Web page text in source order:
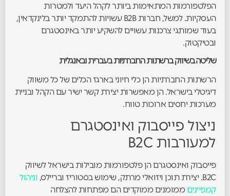
הפלטפורמות המתאימות ביותר לקהל היעד ולמטרות
העסקיות. למשל, חברות B2B עשויות להתמקד יותר בלינקדאין,
בעוד שמותגי צרכנות עשויים להשקיע יותר באינסטגרם
ובטיקטוק.
שליטה בשיווק ברשתות החברתיות בעברית ובאנגלית
הרשתות החברתיות הן כלי חיוני בארגז הכלים של כל משווק
דיגיטלי בישראל. הן מאפשרות יצירת קשר ישיר עם הקהל ובניית
מערכות יחסים ארוכות טווח.
ניצול פייסבוק ואינסטגרם
למעורבות B2C
פייסבוק ואינסטגרם הן פלטפורמות מובילות בישראל לשיווק
B2C. יצירת תוכן ויזואלי מרתק, שימוש בסטוריז ובריילס,
וניהול
קמפייניםממומנים ממוקדים הם מפתחות להצלחה